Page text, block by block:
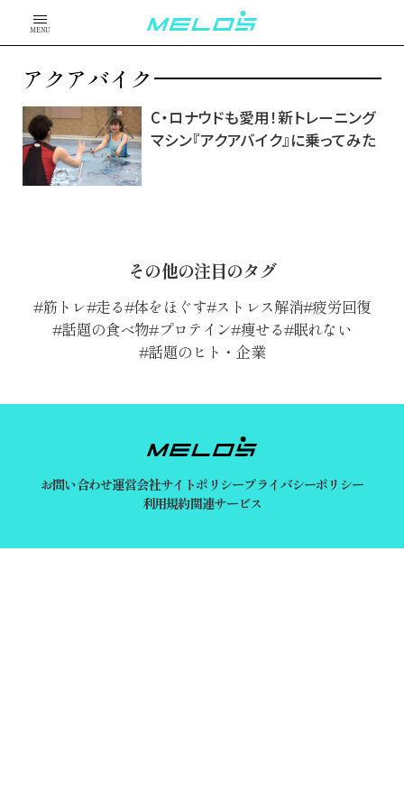
MENU
アクアバイク
C・ロナウドも愛用！新トレーニング
マシン『アクアバイク』に乗ってみた
その他の注目のタグ
筋トレ 走る 体をほぐす ストレス解消 疲労回復
話題の食べ物 プロテイン 痩せる 眠れない
話題のヒト・企業
お問い合わせ運営会社サイトポリシープライバシーポリシー
利用規約関連サービス